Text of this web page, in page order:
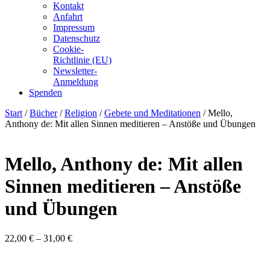
Kontakt
Anfahrt
Impressum
Datenschutz
Cookie-
Richtlinie (EU)
Newsletter-
Anmeldung
Spenden
Skip
to
Start /Bücher/Religion /Gebete und Meditationen / Mello,
Anthony de: Mit allen Sinnen meditieren – Anstöße und Übungen
Mello, Anthony de: Mit allen
Sinnen meditieren – Anstöße
und Übungen
22,00 € – 31,00 €Preisspanne: